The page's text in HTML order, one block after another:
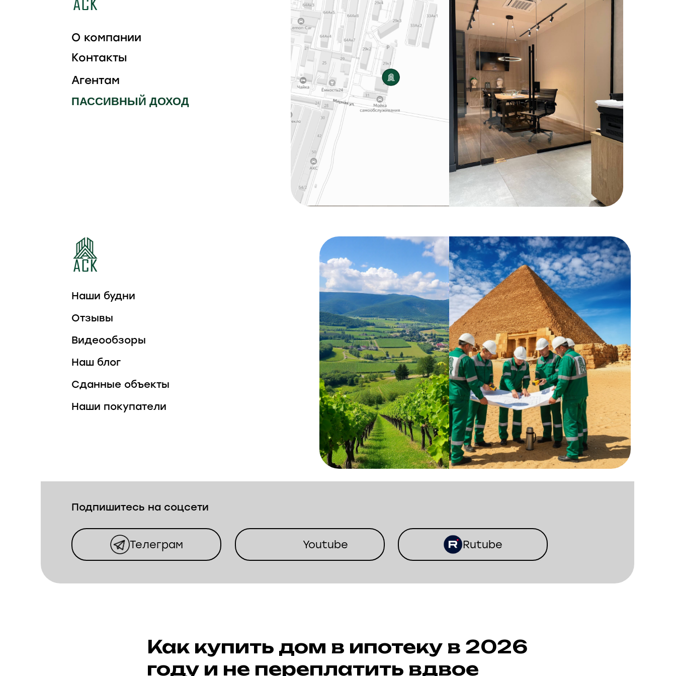
О компании
ПАССИВНЫЙ ДОХОД
Контакты
Агентам
Наши будни
Отзывы
Видеообзоры
Наш блог
Сданные объекты
Наши покупатели
Телеграм Youtube Rutube
Подпишитесь на соцсети
Как купить дом в ипотеку в 2026
году и не переплатить вдвое